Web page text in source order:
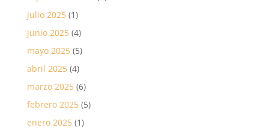
julio 2025(1)
junio 2025(4)
mayo 2025(5)
abril 2025(4)
marzo 2025(6)
febrero 2025(5)
enero 2025(1)